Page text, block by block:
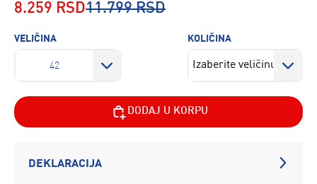
8.259 RSD11.799 RSD
VELIČINA
42
KOLIČINA
DODAJ U KORPU
DEKLARACIJA